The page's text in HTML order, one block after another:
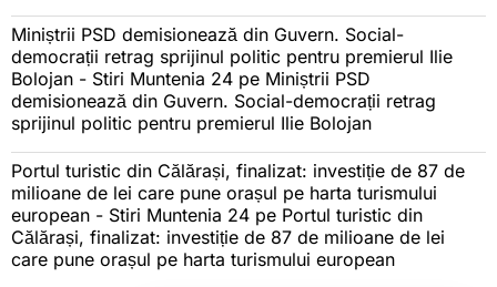
Miniștrii PSD demisionează din Guvern. Social-
democrații retrag sprijinul politic pentru premierul Ilie
Bolojan - Stiri Muntenia 24 pe Miniștrii PSD
demisionează din Guvern. Social-democrații retrag
sprijinul politic pentru premierul Ilie Bolojan
Portul turistic din Călărași, finalizat: investiție de 87 de
milioane de lei care pune orașul pe harta turismului
european - Stiri Muntenia 24 pe Portul turistic din
Călărași, finalizat: investiție de 87 de milioane de lei
care pune orașul pe harta turismului european